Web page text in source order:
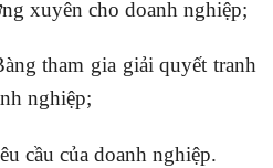
xuyên cho doanh nghiệp;
tham gia giải quyết tranh
nghiệp;
cầu của doanh nghiệp.